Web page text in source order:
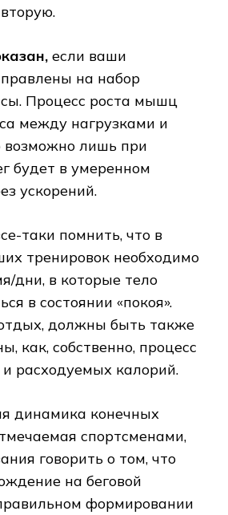
если ваши
на набор
Процесс роста мышц
между нагрузками и
возможно лишь при
будет в умеренном
ускорений.
таки помнить, что в
тренировок необходимо
дни, в которые тело
в состоянии «покоя».
должны быть также
как, собственно, процесс
расходуемых калорий.
динамика конечных
спортсменами,
говорить о том, что
на беговой
формировании